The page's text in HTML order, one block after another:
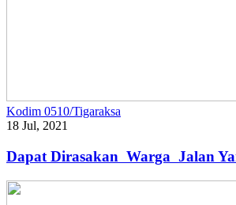
Kodim 0510/Tigaraksa
18 Jul, 2021
Dapat Dirasakan Warga Jalan